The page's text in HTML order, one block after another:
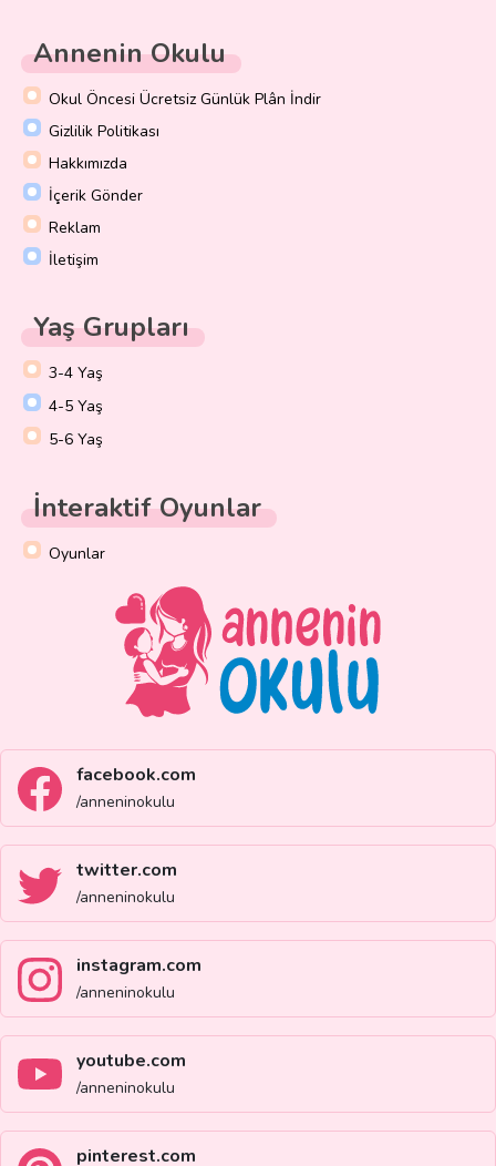
Annenin Okulu
Okul Öncesi Ücretsiz Günlük Plân İndir
Gizlilik Politikası
Hakkımızda
İçerik Gönder
Reklam
İletişim
Yaş Grupları
3-4 Yaş
4-5 Yaş
5-6 Yaş
İnteraktif Oyunlar
Oyunlar
facebook.com
/anneninokulu
twitter.com
/anneninokulu
instagram.com
/anneninokulu
youtube.com
/anneninokulu
pinterest.com